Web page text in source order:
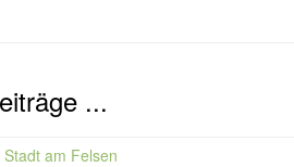
...
am Felsen